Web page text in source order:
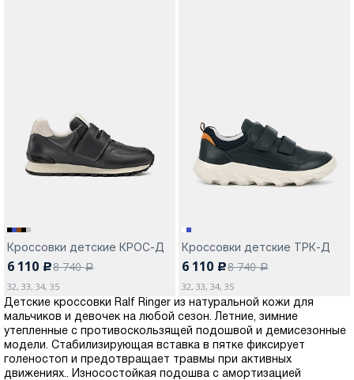
Кроссовки детские КРОС-Д
6 110 c8 740a
32, 33, 34, 35
Кроссовки детские ТРК-Д
6 110 c8 740a
32, 33, 34, 35
Детские кроссовки Ralf Ringer из натуральной кожи для
мальчиков и девочек на любой сезон. Летние, зимние
утепленные с противоскользящей подошвой и демисезонные
модели. Стабилизирующая вставка в пятке фиксирует
голеностоп и предотвращает травмы при активных
движениях.. Износостойкая подошва с амортизацией